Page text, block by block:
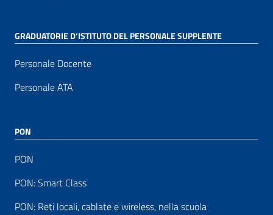
GRADUATORIE D’ISTITUTO DEL PERSONALE SUPPLENTE
Personale Docente
Personale ATA
PON
PON
PON: Smart Class
PON: Reti locali, cablate e wireless, nella scuola